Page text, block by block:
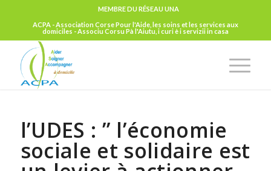
MEMBRE DU RÉSEAU UNA
ACPA - Association Corse Pour l'Aide, les soins et les services aux
domiciles - Associu Corsu Pà l'Aiutu, i curi è i servizii in casa
l’UDES : ” l’économie
sociale et solidaire est